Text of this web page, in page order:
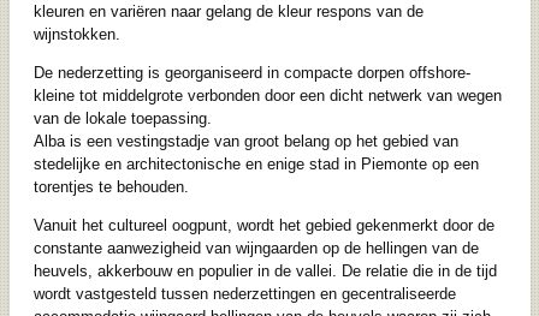
kleuren en variëren naar gelang de kleur respons van de
wijnstokken.
De nederzetting is georganiseerd in compacte dorpen offshore-
kleine tot middelgrote verbonden door een dicht netwerk van wegen
van de lokale toepassing.
Alba is een vestingstadje van groot belang op het gebied van
stedelijke en architectonische en enige stad in Piemonte op een
torentjes te behouden.
Vanuit het cultureel oogpunt, wordt het gebied gekenmerkt door de
constante aanwezigheid van wijngaarden op de hellingen van de
heuvels, akkerbouw en populier in de vallei. De relatie die in de tijd
wordt vastgesteld tussen nederzettingen en gecentraliseerde